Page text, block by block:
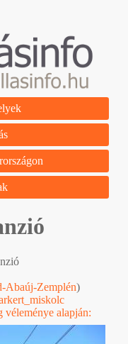
Abaúj-Zemplén)
véleménye alapján: